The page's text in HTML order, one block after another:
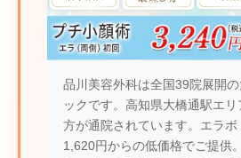
品川美容外科は全国39院展開
ックです。高知県大橋通駅エ
方が通院されています。エラボ
1,620円からの低価格でご提供